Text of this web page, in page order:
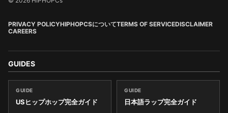
PRIVACY POLICYHIPHOPCSについてTERMS OF SERVICEDISCLAIMER
CAREERS
GUIDES
GUIDE
USヒップホップ完全ガイド
GUIDE
日本語ラップ完全ガイド